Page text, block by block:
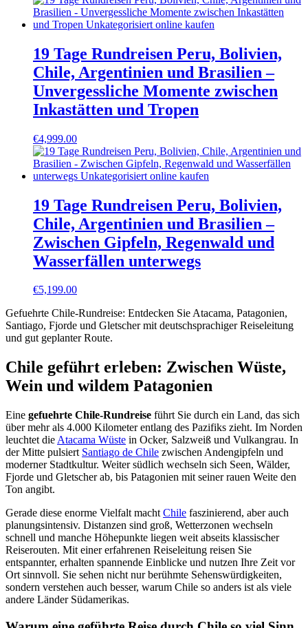
19 Tage Rundreisen Peru, Bolivien,
Chile, Argentinien und Brasilien –
Unvergessliche Momente zwischen
Inkastätten und Tropen
€4,999.00
19 Tage Rundreisen Peru, Bolivien,
Chile, Argentinien und Brasilien –
Zwischen Gipfeln, Regenwald und
Wasserfällen unterwegs
€5,199.00
Gefuehrte Chile-Rundreise: Entdecken Sie Atacama, Patagonien,
Santiago, Fjorde und Gletscher mit deutschsprachiger Reiseleitung
und gut geplanter Route.
Chile geführt erleben: Zwischen Wüste,
Wein und wildem Patagonien
Eine gefuehrte Chile-Rundreise führt Sie durch ein Land, das sich
über mehr als 4.000 Kilometer entlang des Pazifiks zieht. Im Norden
leuchtet die Atacama Wüste in Ocker, Salzweiß und Vulkangrau. In
der Mitte pulsiert Santiago de Chile zwischen Andengipfeln und
moderner Stadtkultur. Weiter südlich wechseln sich Seen, Wälder,
Fjorde und Gletscher ab, bis Patagonien mit seiner rauen Weite den
Ton angibt.
Gerade diese enorme Vielfalt macht Chile faszinierend, aber auch
planungsintensiv. Distanzen sind groß, Wetterzonen wechseln
schnell und manche Höhepunkte liegen weit abseits klassischer
Reiserouten. Mit einer erfahrenen Reiseleitung reisen Sie
entspannter, erhalten spannende Einblicke und nutzen Ihre Zeit vor
Ort sinnvoll. Sie sehen nicht nur berühmte Sehenswürdigkeiten,
sondern verstehen auch besser, warum Chile so anders ist als viele
andere Länder Südamerikas.